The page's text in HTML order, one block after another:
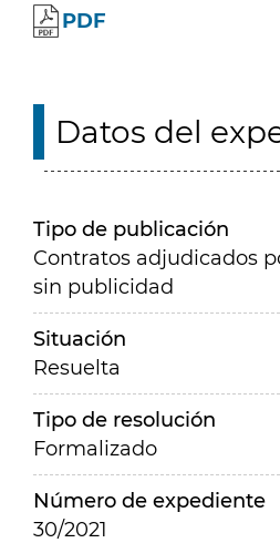
PDF
Datos del
Tipo de publicación
Contratos adjudicados
sin publicidad
Situación
Resuelta
Tipo de resolución
Formalizado
Número de expediente
30/2021